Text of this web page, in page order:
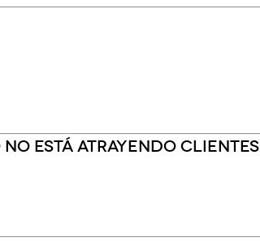
está atrayendo clientes